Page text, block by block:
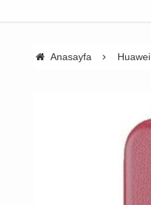
Anasayfa Huawei